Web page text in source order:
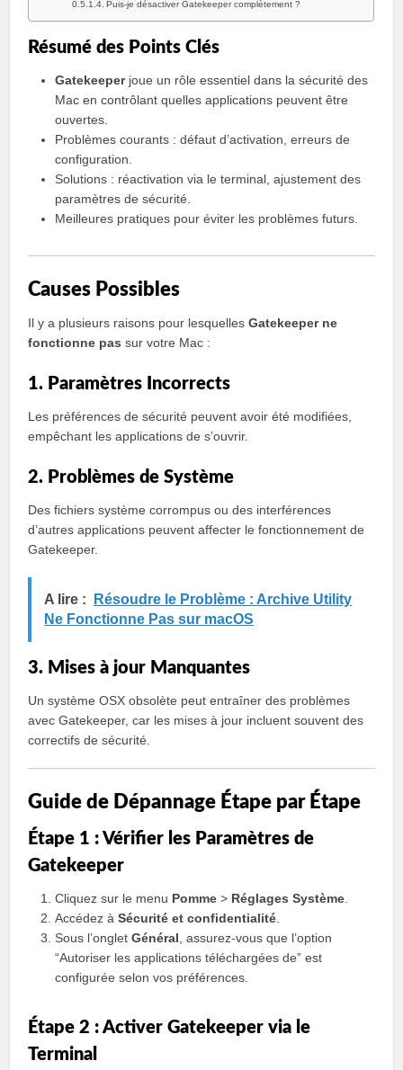
Puis-je désactiver Gatekeeper complètement ?
Résumé des Points Clés
Gatekeeperjoue un rôle essentiel dans la sécurité des
Mac en contrôlant quelles applications peuvent être
ouvertes.
Problèmes courants : défaut d’activation, erreurs de
configuration.
Solutions : réactivation via le terminal, ajustement des
paramètres de sécurité.
Meilleures pratiques pour éviter les problèmes futurs.
Causes Possibles
Il y a plusieurs raisons pour lesquellesGatekeeper ne
fonctionne pas sur votre Mac :
1. Paramètres Incorrects
Les préférences de sécurité peuvent avoir été modifiées,
empêchant les applications de s’ouvrir.
2. Problèmes de Système
Des fichiers système corrompus ou des interférences
d’autres applications peuvent affecter le fonctionnement de
Gatekeeper.
A lire :
Résoudre le Problème : Archive Utility
Ne Fonctionne Pas sur macOS
3. Mises à jour Manquantes
Un système OSX obsolète peut entraîner des problèmes
avec Gatekeeper, car les mises à jour incluent souvent des
correctifs de sécurité.
Guide de Dépannage Étape par Étape
Étape 1 : Vérifier les Paramètres de
Gatekeeper
Cliquez sur le menu Pomme > Réglages Système
Accédez àSécurité et confidentialité
Sous l’ongletGénéral , assurez-vous que l’option
“Autoriser les applications téléchargées de” est
configurée selon vos préférences.
Étape 2 : Activer Gatekeeper via le
Terminal